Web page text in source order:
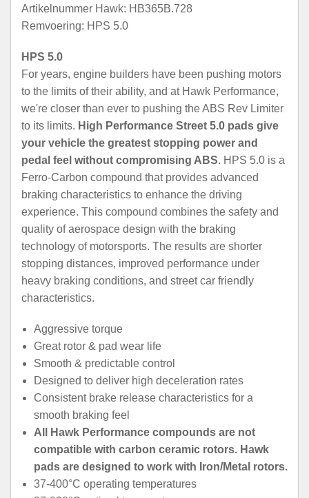
Artikelnummer Hawk: HB365B.728
Remvoering: HPS 5.0
HPS 5.0
For years, engine builders have been pushing motors
to the limits of their ability, and at Hawk Performance,
we're closer than ever to pushing the ABS Rev Limiter
to its limits. High Performance Street 5.0 pads give
your vehicle the greatest stopping power and
pedal feel without compromising ABS. HPS 5.0 is a
Ferro-Carbon compound that provides advanced
braking characteristics to enhance the driving
experience. This compound combines the safety and
quality of aerospace design with the braking
technology of motorsports. The results are shorter
stopping distances, improved performance under
heavy braking conditions, and street car friendly
characteristics.
Aggressive torque
Great rotor & pad wear life
Smooth & predictable control
Designed to deliver high deceleration rates
Consistent brake release characteristics for a
smooth braking feel
All Hawk Performance compounds are not
compatible with carbon ceramic rotors. Hawk
pads are designed to work with Iron/Metal rotors.
37-400°C operating temperatures